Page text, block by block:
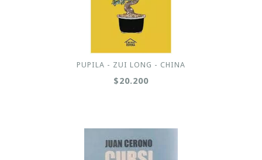
PUPILA - ZUI LONG - CHINA
$20.200